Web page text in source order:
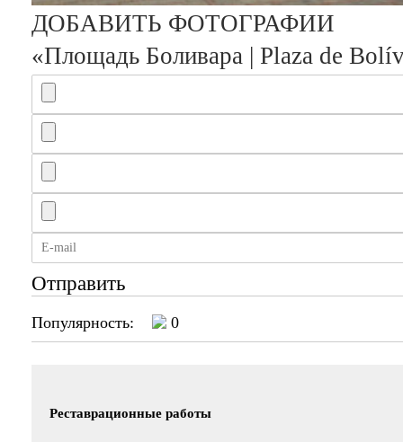
ДОБАВИТЬ ФОТОГРАФИИ
«Площадь Боливара | Plaza de
Отправить
Популярность: 0
Реставрационные работы